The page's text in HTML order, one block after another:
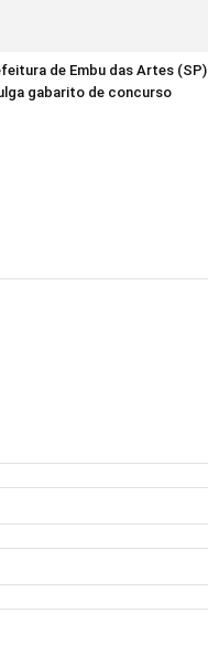
de Embu das Artes (SP)
gabarito de concurso